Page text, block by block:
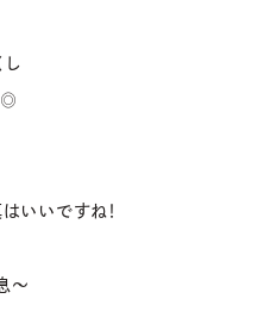
◎
いいですね！
〜